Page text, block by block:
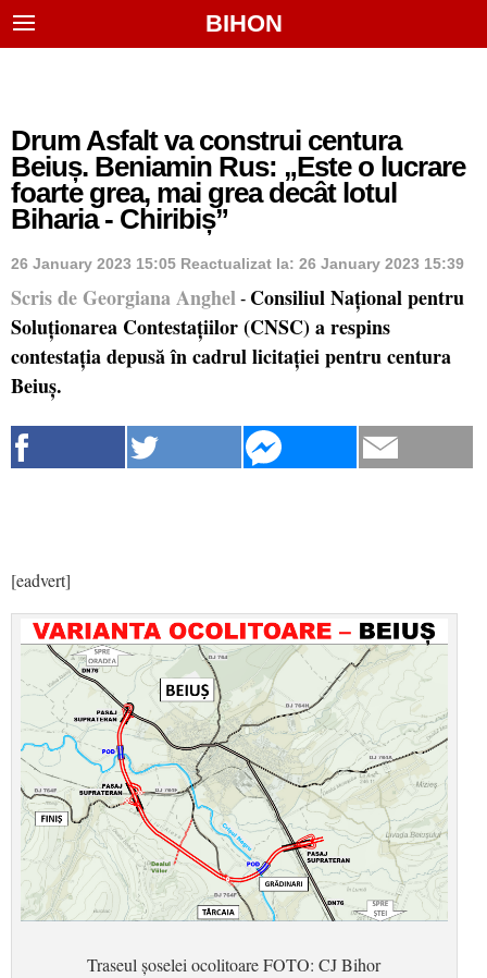
BIHON
Drum Asfalt va construi centura
Beiuș. Beniamin Rus: „Este o lucrare
foarte grea, mai grea decât lotul
Biharia - Chiribiș”
26 January 2023 15:05 Reactualizat la: 26 January 2023 15:39
Scris de Georgiana Anghel - Consiliul Național pentru
Soluționarea Contestațiilor (CNSC) a respins
contestația depusă în cadrul licitației pentru centura
Beiuș.
[eadvert]
Traseul șoselei ocolitoare FOTO: CJ Bihor